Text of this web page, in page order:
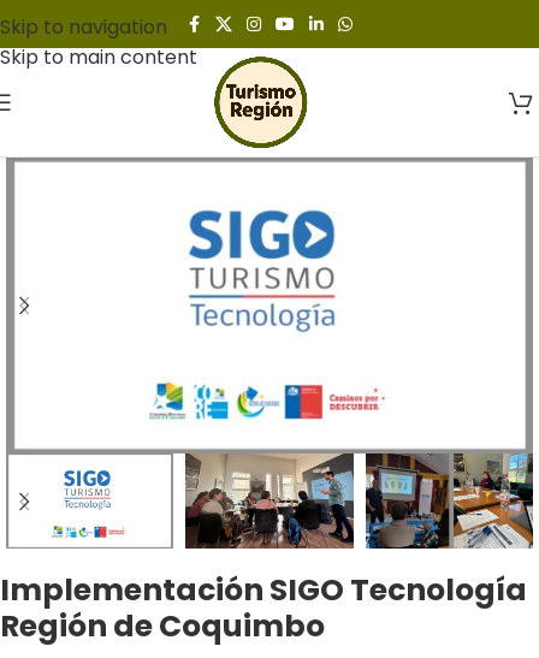
Skip to navigation
Skip to main content
Implementación SIGO Tecnología
Región de Coquimbo